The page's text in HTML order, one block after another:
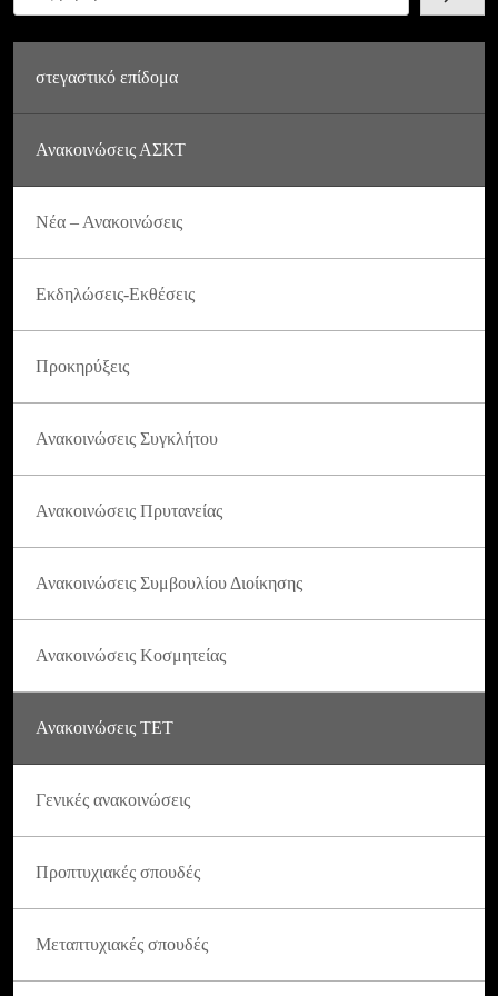
στεγαστικό επίδομα
Ανακοινώσεις ΑΣΚΤ
Νέα – Ανακοινώσεις
Εκδηλώσεις-Εκθέσεις
Προκηρύξεις
Ανακοινώσεις Συγκλήτου
Ανακοινώσεις Πρυτανείας
Ανακοινώσεις Συμβουλίου Διοίκησης
Ανακοινώσεις Κοσμητείας
Ανακοινώσεις ΤΕΤ
Γενικές ανακοινώσεις
Προπτυχιακές σπουδές
Μεταπτυχιακές σπουδές